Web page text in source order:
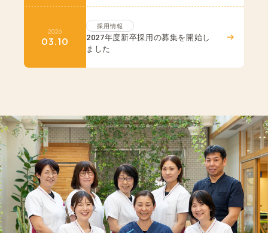
2026
03.10
採用情報
2027年度新卒採用の募集を開始し
ました